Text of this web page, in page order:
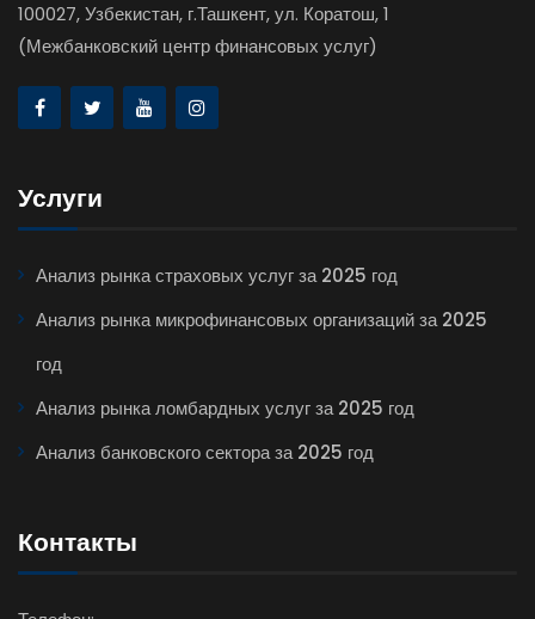
100027, Узбекистан, г.Ташкент, ул. Коратош, 1
(Межбанковский центр финансовых услуг)
Услуги
Анализ рынка страховых услуг за 2025 год
Анализ рынка микрофинансовых организаций за 2025
год
Анализ рынка ломбардных услуг за 2025 год
Анализ банковского сектора за 2025 год
Контакты